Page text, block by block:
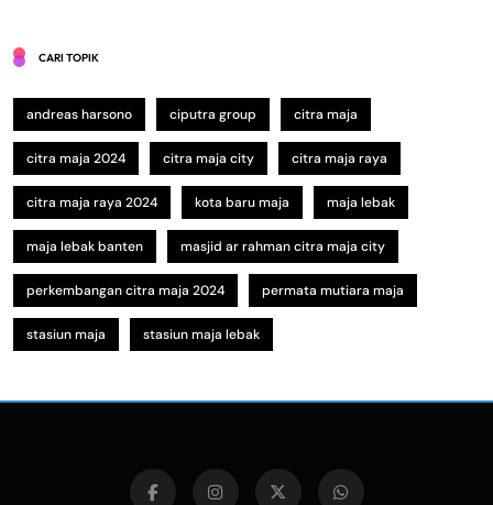
CARI TOPIK
andreas harsono ciputra group citra maja
citra maja 2024 citra maja city citra maja raya
citra maja raya 2024 kota baru maja maja lebak
maja lebak banten masjid ar rahman citra maja city
perkembangan citra maja 2024 permata mutiara maja
stasiun maja stasiun maja lebak